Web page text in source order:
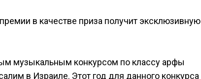
в качестве приза получит эксклюзивную
музыкальным конкурсом по классу арфы
в Израиле. Этот год для данного конкурса